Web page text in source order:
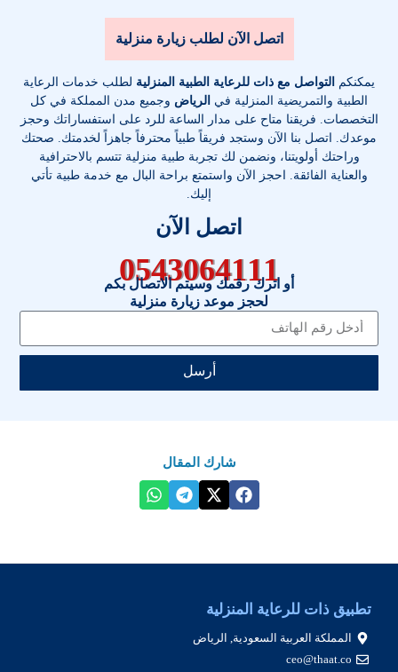
اتصل الآن لطلب زيارة منزلية
يمكنكم التواصل مع ذات للرعاية الطبية المنزلية لطلب خدمات الرعاية
الطبية والتمريضية المنزلية في الرياض وجميع مدن المملكة في كل
التخصصات. فريقنا متاح على مدار الساعة للرد على استفساراتك وحجز
موعدك. اتصل بنا الآن وستجد فريقاً طبياً محترفاً جاهزاً لخدمتك. صحتك
وراحتك أولويتنا، ونضمن لك تجربة طبية منزلية تتسم بالاحترافية
والعناية الفائقة. احجز الآن واستمتع براحة البال مع خدمة طبية تأتي
إليك.
اتصل الآن
0543064111
أو اترك رقمك وسيتم الاتصال بكم
لحجز موعد زيارة منزلية
أرسل
شارك المقال
تطبيق ذات للرعاية المنزلية
المملكة العربية السعودية, الرياض
ceo@thaat.co